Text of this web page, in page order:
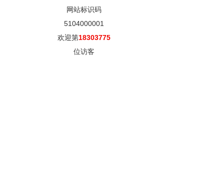
网站标识码
5104000001
欢迎第18303775
位访客